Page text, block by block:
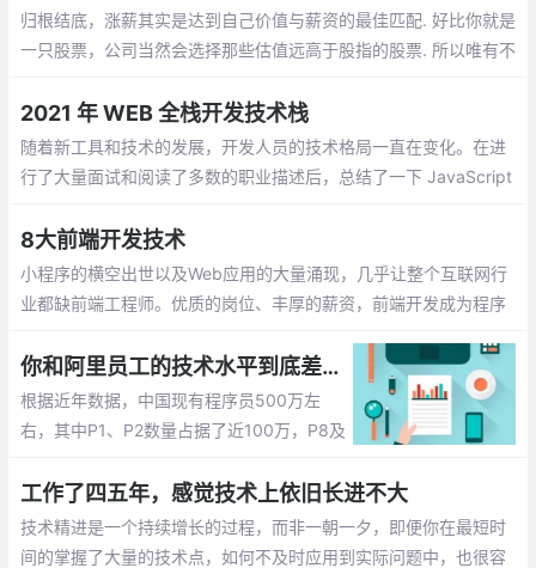
都有不少收获。
归根结底，涨薪其实是达到自己价值与薪资的最佳匹配. 好比你就是
一只股票，公司当然会选择那些估值远高于股指的股票. 所以唯有不
2021 年 WEB 全栈开发技术栈
随着新工具和技术的发展，开发人员的技术格局一直在变化。在进
行了大量面试和阅读了多数的职业描述后，总结了一下 JavaScript
8大前端开发技术
小程序的横空出世以及Web应用的大量涌现，几乎让整个互联网行
业都缺前端工程师。优质的岗位、丰厚的薪资，前端开发成为程序
代，与高质量系统化提升导致的学习资源短缺
你和阿里员工的技术水平到底差几个等级
根据近年数据，中国现有程序员500万左
右，其中P1、P2数量占据了近100万，P8及
万。80后是企业的技术支柱，90后已开始
逐步成为企业的中坚力量
工作了四五年，感觉技术上依旧长进不大
技术精进是一个持续增长的过程，而非一朝一夕，即便你在最短时
间的掌握了大量的技术点，如何不及时应用到实际问题中，也很容